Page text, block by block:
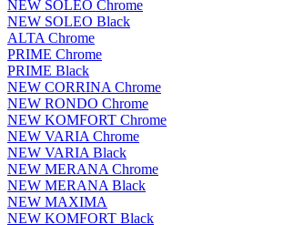
NEW SOLEO Chrome
NEW SOLEO Black
ALTA Chrome
PRIME Chrome
PRIME Black
NEW CORRINA Chrome
NEW RONDO Chrome
NEW KOMFORT Chrome
NEW VARIA Chrome
NEW VARIA Black
NEW MERANA Chrome
NEW MERANA Black
NEW MAXIMA
NEW KOMFORT Black